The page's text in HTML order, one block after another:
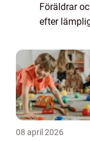
Föräldrar
efter
att utforska
08 april 2026